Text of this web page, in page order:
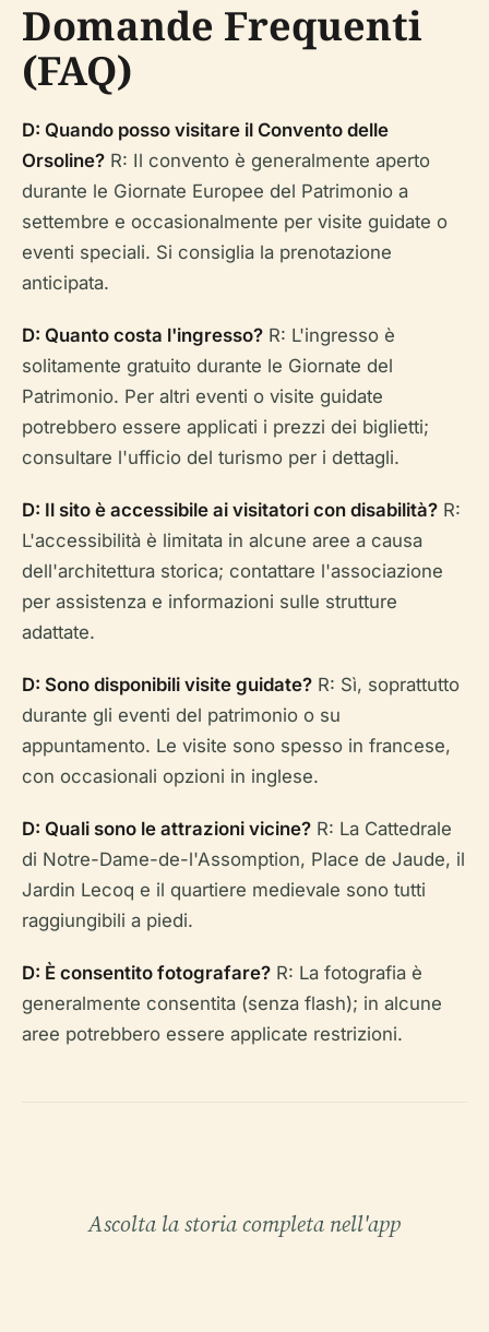
Domande Frequenti
(FAQ)
D: Quando posso visitare il Convento delle
Orsoline? R: Il convento è generalmente aperto
durante le Giornate Europee del Patrimonio a
settembre e occasionalmente per visite guidate o
eventi speciali. Si consiglia la prenotazione
anticipata.
D: Quanto costa l'ingresso? R: L'ingresso è
solitamente gratuito durante le Giornate del
Patrimonio. Per altri eventi o visite guidate
potrebbero essere applicati i prezzi dei biglietti;
consultare l'ufficio del turismo per i dettagli.
D: Il sito è accessibile ai visitatori con disabilità? R:
L'accessibilità è limitata in alcune aree a causa
dell'architettura storica; contattare l'associazione
per assistenza e informazioni sulle strutture
adattate.
D: Sono disponibili visite guidate? R: Sì, soprattutto
durante gli eventi del patrimonio o su
appuntamento. Le visite sono spesso in francese,
con occasionali opzioni in inglese.
D: Quali sono le attrazioni vicine? R: La Cattedrale
di Notre-Dame-de-l'Assomption, Place de Jaude, il
Jardin Lecoq e il quartiere medievale sono tutti
raggiungibili a piedi.
D: È consentito fotografare? R: La fotografia è
generalmente consentita (senza flash); in alcune
aree potrebbero essere applicate restrizioni.
Ascolta la storia completa nell'app